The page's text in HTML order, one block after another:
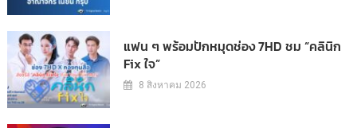
แฟน ๆ พร้อมปักหมุดช่อง 7HD ชม “คลินิก
Fix ใจ”
8 สิงหาคม 2026